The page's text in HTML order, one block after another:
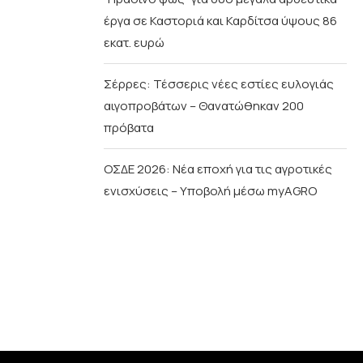
έργα σε Καστοριά και Καρδίτσα ύψους 86
εκατ. ευρώ
Σέρρες: Τέσσερις νέες εστίες ευλογιάς
αιγοπροβάτων – Θανατώθηκαν 200
πρόβατα
ΟΣΔΕ 2026: Νέα εποχή για τις αγροτικές
ενισχύσεις – Υποβολή μέσω myAGRO